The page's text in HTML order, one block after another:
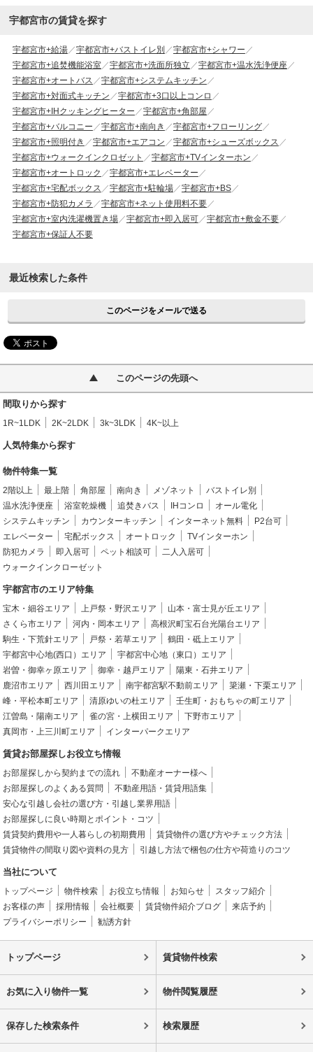
宇都宮市の賃貸を探す
宇都宮市+給湯 宇都宮市+バストイレ別
宇都宮市+シャワー
宇都宮市+追焚機能浴室
宇都宮市+洗面所独立
宇都宮市+温水洗浄便座
宇都宮市+オートバス
宇都宮市+システムキッチン
宇都宮市+対面式キッチン
宇都宮市+3口以上コンロ
宇都宮市+IHクッキングヒーター
宇都宮市+角部屋
宇都宮市+バルコニー
宇都宮市+南向き
宇都宮市+フローリング
宇都宮市+照明付き
宇都宮市+エアコン
宇都宮市+シューズボックス
宇都宮市+ウォークインクロゼット
宇都宮市+TVインターホン
宇都宮市+オートロック
宇都宮市+エレベーター
宇都宮市+宅配ボックス
宇都宮市+駐輪場
宇都宮市+BS
宇都宮市+防犯カメラ
宇都宮市+ネット使用料不要
宇都宮市+室内洗濯機置き場
宇都宮市+即入居可
宇都宮市+敷金不要
宇都宮市+保証人不要
最近検索した条件
このページをメールで送る
このページの先頭へ
間取りから探す
1R~1LDK 2K~2LDK 3k~3LDK 4K~以上
人気特集から探す
物件特集一覧
2階以上 最上階 角部屋 南向き メゾネット
バストイレ別
温水洗浄便座
浴室乾燥機 追焚きバス IHコンロ
オール電化
システムキッチン
カウンターキッチン インターネット無料
P2台可
エレベーター
宅配ボックス オートロック
TVインターホン
防犯カメラ
即入居可 ペット相談可
二人入居可
ウォークインクローゼット
宇都宮市のエリア特集
宝木・細谷エリア 上戸祭・野沢エリア
山本・富士見が丘エリア
さくら市エリア
河内・岡本エリア
高根沢町宝石台光陽台エリア
駒生・下荒針エリア
戸祭・若草エリア
鶴田・砥上エリア
宇都宮中心地(西口）エリア
宇都宮中心地（東口）エリア
岩曽・御幸ヶ原エリア
御幸・越戸エリア
陽東・石井エリア
鹿沼市エリア
西川田エリア 南宇都宮駅不動前エリア
簗瀬・下栗エリア
峰・平松本町エリア
清原ゆいの杜エリア
壬生町・おもちゃの町エリア
江曽島・陽南エリア
雀の宮・上横田エリア
下野市エリア
真岡市・上三川町エリア
インターパークエリア
賃貸お部屋探しお役立ち情報
お部屋探しから契約までの流れ
不動産オーナー様へ
お部屋探しのよくある質問
不動産用語・賃貸用語集
安心な引越し会社の選び方・引越し業界用語
お部屋探しに良い時期とポイント・コツ
賃貸契約費用や一人暮らしの初期費用
賃貸物件の選び方やチェック方法
賃貸物件の間取り図や資料の見方
引越し方法で梱包の仕方や荷造りのコツ
当社について
トップページ 物件検索 お役立ち情報 お知らせ
スタッフ紹介
お客様の声
採用情報 会社概要 賃貸物件紹介ブログ
来店予約
プライバシーポリシー
勧誘方針
トップページ 賃貸物件検索
お気に入り物件一覧 物件閲覧履歴
保存した検索条件 検索履歴